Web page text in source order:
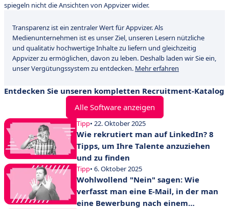
spiegeln nicht die Ansichten von Appvizer wider.
Transparenz ist ein zentraler Wert für Appvizer. Als
Medienunternehmen ist es unser Ziel, unseren Lesern nützliche
und qualitativ hochwertige Inhalte zu liefern und gleichzeitig
Appvizer zu ermöglichen, davon zu leben. Deshalb laden wir Sie ein,
unser Vergütungssystem zu entdecken. Mehr erfahren
Entdecken Sie unseren kompletten Recruitment-Katalog
Alle Software anzeigen
Tipp• 22. Oktober 2025
Wie rekrutiert man auf LinkedIn? 8
Tipps, um Ihre Talente anzuziehen
und zu finden
Tipp• 6. Oktober 2025
Wohlwollend "Nein" sagen: Wie
verfasst man eine E-Mail, in der man
eine Bewerbung nach einem